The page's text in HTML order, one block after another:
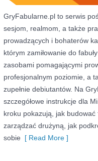
GryFabularne.pl to serwis
sesjom, realmom, a także
prowadzących i bohaterów
którym zamiłowanie do
zasobami pomagającymi
profesjonalnym poziomie, a
zupełnie debiutantów. Na
szczegółowe instrukcje dla
kroku pokazują, jak
zarządzać drużyną, jak
sobie [ Read More ]